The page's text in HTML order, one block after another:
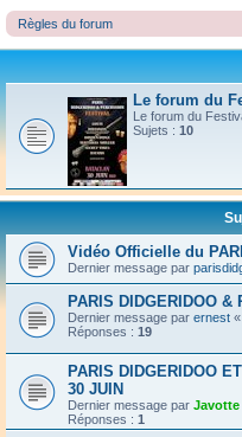
Règles du forum
Le forum du
Le forum du
Sujets : 10
Vidéo Officielle du
Dernier message par
PARIS DIDGERIDOO &
Dernier message par ernest «
Réponses : 19
PARIS DIDGERIDOO
30 JUIN
Dernier message par Javotte
Réponses : 1